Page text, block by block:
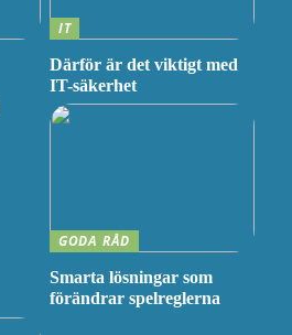
IT
Därför är det viktigt med
IT-säkerhet
GODA RÅD
Smarta lösningar som
förändrar spelreglerna